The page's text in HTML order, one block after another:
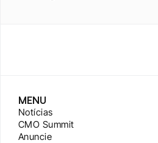
MENU
Notícias
CMO Summit
Anuncie